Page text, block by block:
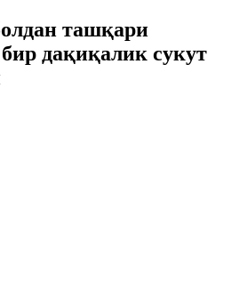
ташқари
дақиқалик сукут